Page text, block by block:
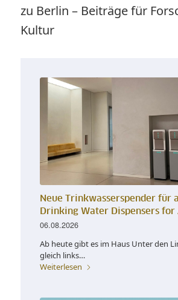
zu Berlin – Beiträge für
Kultur
Neue Trinkwasserspender für
Drinking Water Dispensers for
06.08.2026
Ab heute gibt es im Haus Unter den
gleich links…
Weiterlesen